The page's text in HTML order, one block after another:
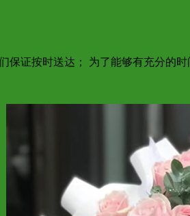
保证按时送达； 为了能够有充分的时